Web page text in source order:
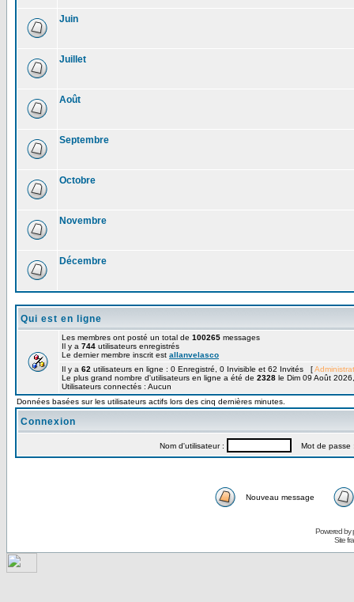
Juin
Juillet
Août
Septembre
Octobre
Novembre
Décembre
Qui est en ligne
Les membres ont posté un total de 100265 messages
Il y a 744 utilisateurs enregistrés
Le dernier membre inscrit est allanvelasco
Il y a 62 utilisateurs en ligne : 0 Enregistré, 0 Invisible et 62 Invités [
Le plus grand nombre d'utilisateurs en ligne a été de 2328 le Dim 09 Août
Utilisateurs connectés : Aucun
Données basées sur les utilisateurs actifs lors des cinq dernières minutes.
Connexion
Nom d'utilisateur : Mot de passe
Nouveau message
Powered by
Site